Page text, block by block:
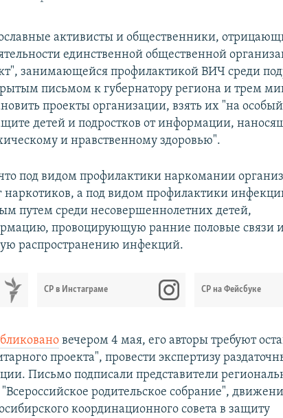
активисты и общественники,
единственной общественной
занимающейся профилактикой ВИЧ среди
письмом к губернатору региона и трем
проекты организации, взять их "на
детей и подростков от информации,
и нравственному здоровью".
под видом профилактики наркомании
наркотиков, а под видом профилактики
путем среди несовершеннолетних детей,
провоцирующую ранние половые связи
распространению инфекций.
СР в Инстаграме СР на Фейсбуке
вечером 4 мая, его авторы требуют
проекта", провести экспертизу
Письмо подписали представители
родительское собрание",
координационного совета в защиту